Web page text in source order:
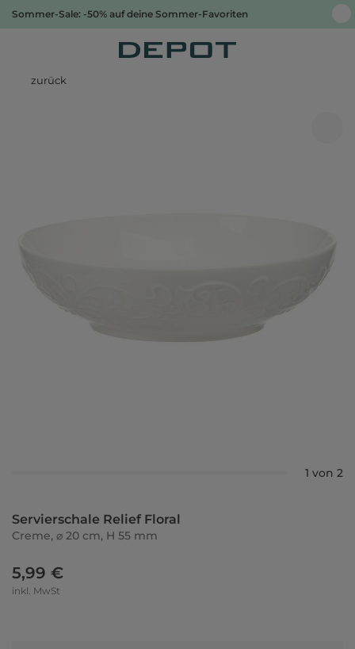
Sommer-Sale: -50% auf deine Sommer-Favoriten
zurück
1 von 2
Servierschale Relief Floral
Creme, ⌀ 20 cm, H 55 mm
5,99 €
inkl. MwSt